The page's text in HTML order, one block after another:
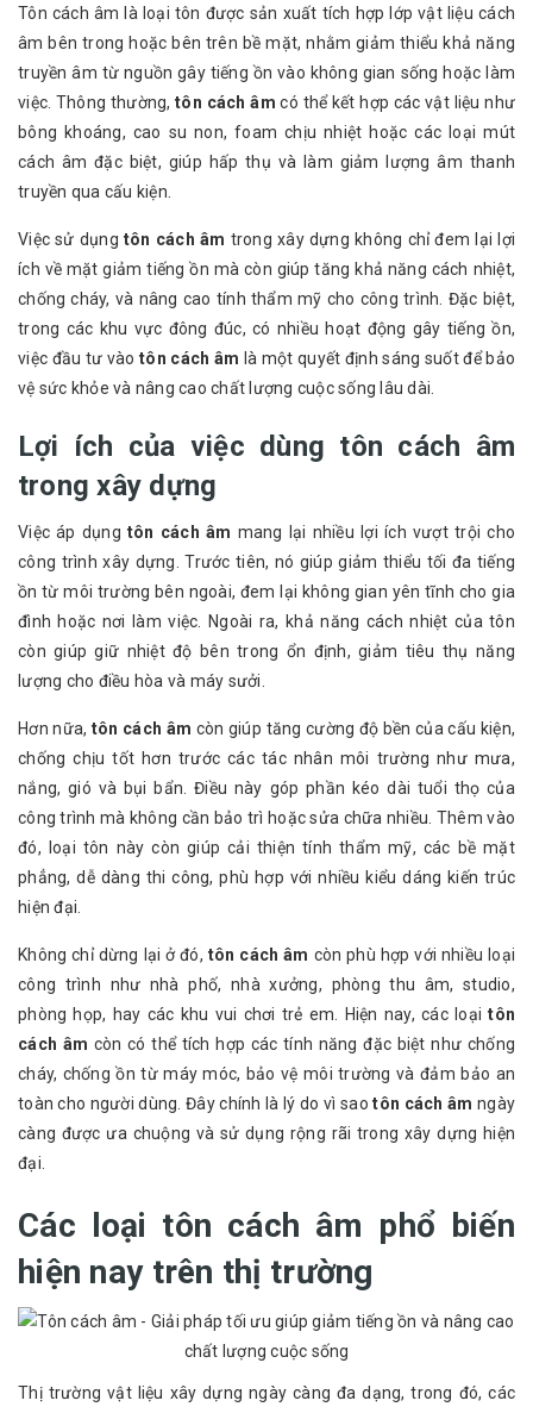
Tôn cách âm là loại tôn được sản xuất tích hợp lớp vật liệu cách
âm bên trong hoặc bên trên bề mặt, nhằm giảm thiểu khả năng
truyền âm từ nguồn gây tiếng ồn vào không gian sống hoặc làm
việc. Thông thường,tôn cách âm có thể kết hợp các vật liệu như
bông khoáng, cao su non, foam chịu nhiệt hoặc các loại mút
cách âm đặc biệt, giúp hấp thụ và làm giảm lượng âm thanh
truyền qua cấu kiện.
Việc sử dụng tôn cách âm trong xây dựng không chỉ đem lại lợi
ích về mặt giảm tiếng ồn mà còn giúp tăng khả năng cách nhiệt,
chống cháy, và nâng cao tính thẩm mỹ cho công trình. Đặc biệt,
trong các khu vực đông đúc, có nhiều hoạt động gây tiếng ồn,
việc đầu tư vào tôn cách âm là một quyết định sáng suốt để bảo
vệ sức khỏe và nâng cao chất lượng cuộc sống lâu dài.
Lợi ích của việc dùng tôn cách âm
trong xây dựng
Việc áp dụng tôn cách âm mang lại nhiều lợi ích vượt trội cho
công trình xây dựng. Trước tiên, nó giúp giảm thiểu tối đa tiếng
ồn từ môi trường bên ngoài, đem lại không gian yên tĩnh cho gia
đình hoặc nơi làm việc. Ngoài ra, khả năng cách nhiệt của tôn
còn giúp giữ nhiệt độ bên trong ổn định, giảm tiêu thụ năng
lượng cho điều hòa và máy sưởi.
Hơn nữa, tôn cách âm còn giúp tăng cường độ bền của cấu kiện,
chống chịu tốt hơn trước các tác nhân môi trường như mưa,
nắng, gió và bụi bẩn. Điều này góp phần kéo dài tuổi thọ của
công trình mà không cần bảo trì hoặc sửa chữa nhiều. Thêm vào
đó, loại tôn này còn giúp cải thiện tính thẩm mỹ, các bề mặt
phẳng, dễ dàng thi công, phù hợp với nhiều kiểu dáng kiến trúc
hiện đại.
Không chỉ dừng lại ở đó, tôn cách âm còn phù hợp với nhiều loại
công trình như nhà phố, nhà xưởng, phòng thu âm, studio,
phòng họp, hay các khu vui chơi trẻ em. Hiện nay, các loạitôn
cách âm còn có thể tích hợp các tính năng đặc biệt như chống
cháy, chống ồn từ máy móc, bảo vệ môi trường và đảm bảo an
toàn cho người dùng. Đây chính là lý do vì saotôn cách âm ngày
càng được ưa chuộng và sử dụng rộng rãi trong xây dựng hiện
đại.
Các loại tôn cách âm phổ biến
hiện nay trên thị trường
Thị trường vật liệu xây dựng ngày càng đa dạng, trong đó, các